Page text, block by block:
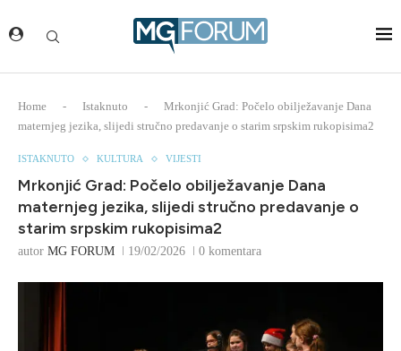
Home - Istaknuto -
Mrkonjić Grad: Počelo obilježavanje Dana
maternjeg jezika, slijedi stručno predavanje o starim srpskim rukopisima2
ISTAKNUTO KULTURA VIJESTI
Mrkonjić Grad: Počelo obilježavanje Dana
maternjeg jezika, slijedi stručno predavanje o
starim srpskim rukopisima2
autor MG FORUM 19/02/2026 0 komentara